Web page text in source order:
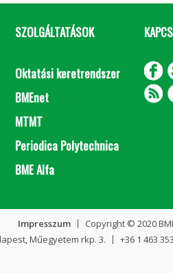
SZOLGÁLTATÁSOK
Oktatási keretrendszer
BMEnet
MTMT
Periodica Polytechnica
BME Alfa
Impresszum
Copyright © 2020
Műegyetem rkp. 3.
+36 1 463